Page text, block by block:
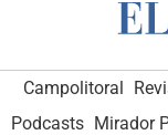
Campolitoral
Podcasts Mirador